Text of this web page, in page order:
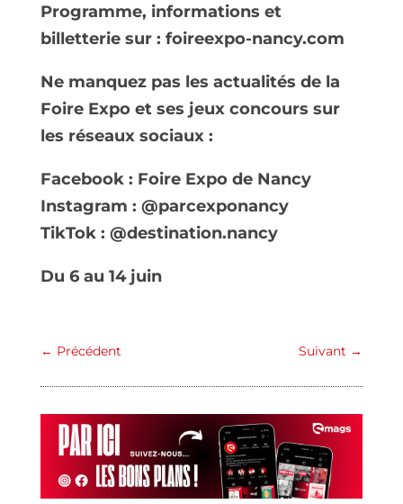
Programme, informations et
billetterie sur : foireexpo-nancy.com
Ne manquez pas les actualités de la
Foire Expo et ses jeux concours sur
les réseaux sociaux :
Facebook : Foire Expo de Nancy
Instagram : @parcexponancy
TikTok : @destination.nancy
Du 6 au 14 juin
← Précédent Suivant →